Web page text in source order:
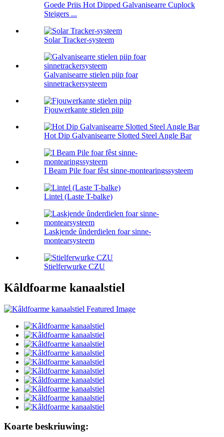
Goede Priis Hot Dipped Galvanisearre Cuplock
Steigers ...
Solar Tracker-systeem
Galvanisearre stielen piip foar
sinnetrackersysteem
Fjouwerkante stielen piip
Hot Dip Galvanisearre Slotted Steel Angle Bar
I Beam Pile foar fêst sinne-montearingssysteem
Lintel (Laste T-balke)
Laskjende ûnderdielen foar sinne-
montearsysteem
Stielferwurke CZU
Kâldfoarme kanaalstiel
Koarte beskriuwing: